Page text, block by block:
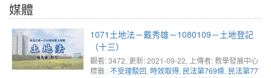
媒體
1071土地法－戴秀雄－1080109－土地登記
（十三）
觀看: 3472, 更新: 2021-09-22, 上傳者: 教學發展中心
標籤 :不受理駁回, 時效取得, 民法第769條, 民法第77